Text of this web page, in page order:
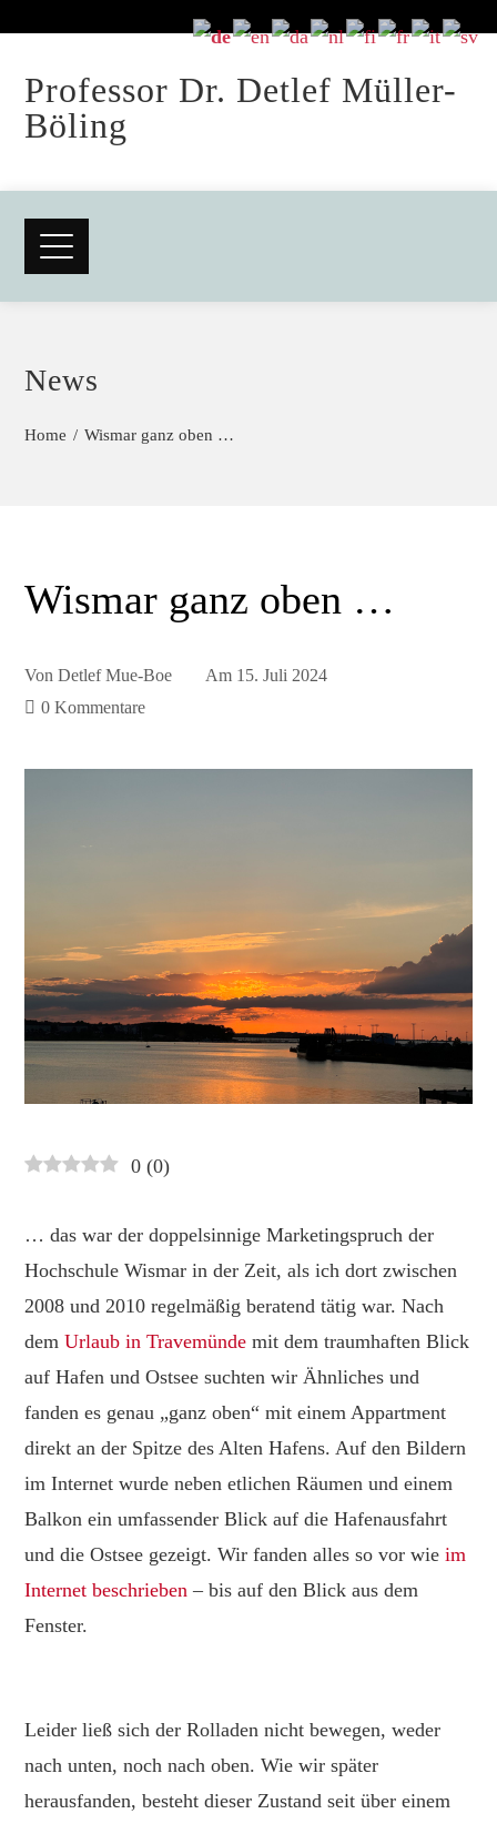
Professor Dr. Detlef Müller-
Böling
News
Home Wismar ganz oben …
Wismar ganz oben …
VonDetlef Mue-Boe Am 15. Juli 2024
0 Kommentare
0 (0)
… das war der doppelsinnige Marketingspruch der
Hochschule Wismar in der Zeit, als ich dort zwischen
2008 und 2010 regelmäßig beratend tätig war. Nach
demUrlaub in Travemünde mit dem traumhaften Blick
auf Hafen und Ostsee suchten wir Ähnliches und
fanden es genau „ganz oben“ mit einem Appartment
direkt an der Spitze des Alten Hafens. Auf den Bildern
im Internet wurde neben etlichen Räumen und einem
Balkon ein umfassender Blick auf die Hafenausfahrt
und die Ostsee gezeigt. Wir fanden alles so vor wieim
Internet beschrieben – bis auf den Blick aus dem
Fenster.
Leider ließ sich der Rolladen nicht bewegen, weder
nach unten, noch nach oben. Wie wir später
herausfanden, besteht dieser Zustand seit über einem